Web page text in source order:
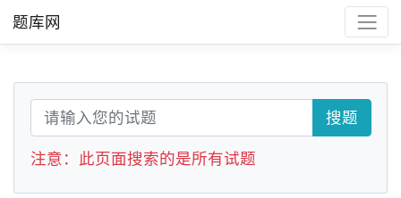
题库网
搜题
注意：此页面搜索的是所有试题